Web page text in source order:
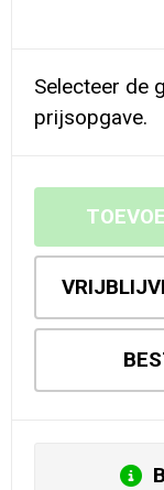
Selecteer de
prijsopgave.